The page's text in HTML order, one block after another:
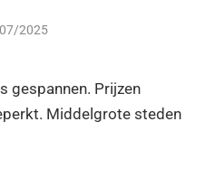
2025
gespannen. Prijzen
Middelgrote steden